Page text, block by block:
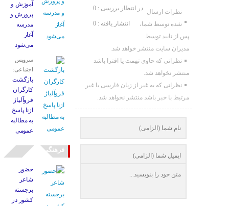
در انتظار بررسی : 0
انتشار یافته : 0
نظرات ارسال
شده توسط شما،
پس از تایید توسط
مدیران سایت منتشر خواهد شد.
نظراتی که حاوی تهمت یا افترا باشد
منتشر نخواهد شد.
نظراتی که به غیر از زبان فارسی یا غیر
مرتبط با خبر باشد منتشر نخواهد شد.
آموزش و
پرورش و
مدرسه
آغاز
می‌شود
سرویس
اجتماعی:
بازگشت
کارگران
فروآلیاژ
ازنا پاسخ
به مطالبه
عمومی
فرهنگی
حضور
شاعر
برجسته
کشور در